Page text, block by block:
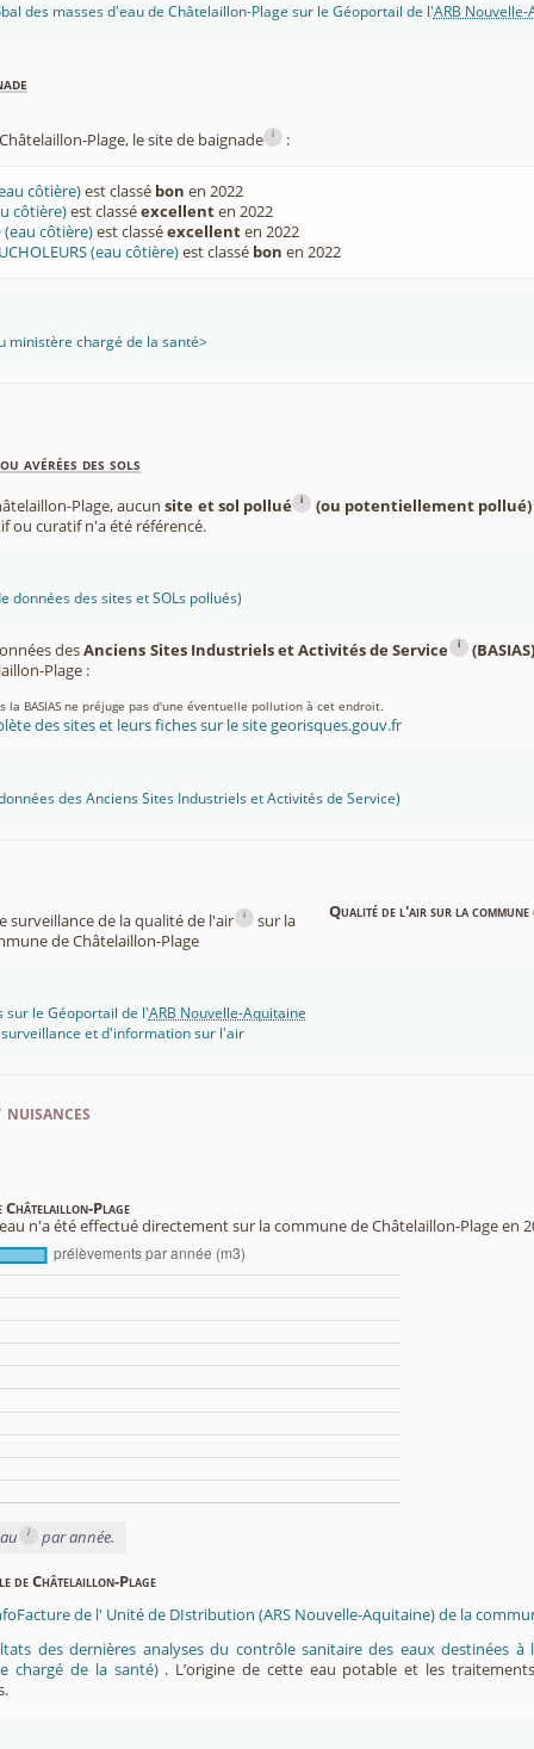
des masses d'eau de Châtelaillon-Plage sur le Géoportail de l'ARB
Plage, le site de baignade i :
côtière)est classé bon en 2022
côtière)est classéexcellenten 2022
(eau côtière)est classéexcellenten 2022
(eau côtière)est classé bon en 2022
ministère chargé de la santé>
avérées des sols
Plage, aucunsite et sol pollué i (ou potentiellement pollué)
ou curatif n'a été référencé.
données des sites et SOLs pollués)
desAnciens Sites Industriels et Activités de Service i
Plage :
BASIAS ne préjuge pas d'une éventuelle pollution à cet endroit.
des sites et leurs fiches sur le site georisques.gouv.fr
des Anciens Sites Industriels et Activités de Service)
surveillance de la qualité de l'air i
sur la
de Châtelaillon-Plage
Qualité de l'air sur la commune
sur le Géoportail de l'ARB Nouvelle-Aquitaine
surveillance et d'information sur l'air
Châtelaillon-Plage
n'a été effectué directement sur la commune de Châtelaillon-Plage en
i par année.
de Châtelaillon-Plage
de l' Unité de DIstribution (ARS Nouvelle-Aquitaine) de la
des dernières analyses du contrôle sanitaire des eaux destinées
chargé de la santé) . L’origine de cette eau potable et les